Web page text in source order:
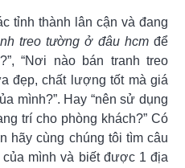
tỉnh thành lân cận và đang
treo tường ở đâu hcmđể
“Nơi nào bán tranh treo
đẹp, chất lượng tốt mà giá
mình?”. Hay “nên sử dụng
trí cho phòng khách?” Có
hãy cùng chúng tôi tìm câu
mình và biết được 1 địa